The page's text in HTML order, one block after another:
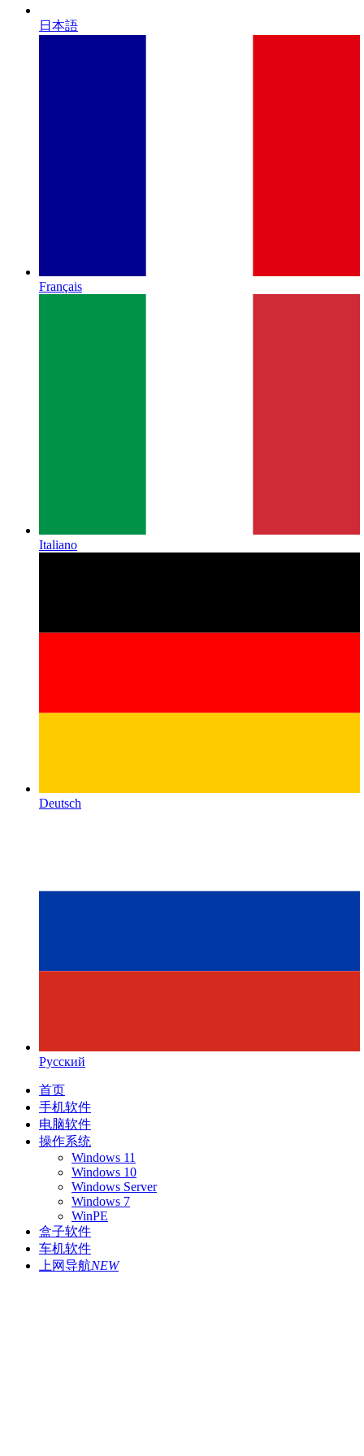
日本語
Français
Italiano
Deutsch
Русский
首页
手机软件
电脑软件
操作系统
Windows 11
Windows 10
Windows Server
Windows 7
WinPE
盒子软件
车机软件
上网导航NEW